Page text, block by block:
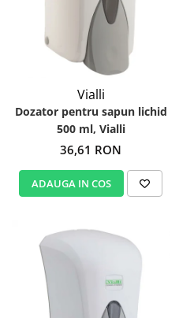
Vialli
Dozator pentru sapun lichid
500 ml, Vialli
36,61 RON
ADAUGA IN COS